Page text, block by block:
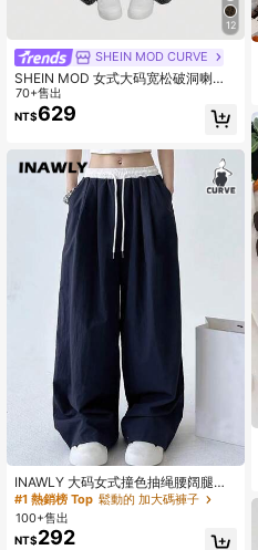
12
SHEIN MOD CURVE
SHEIN MOD 女式大码宽松破洞喇叭
牛仔裤，蓝色
70+售出
NT$629
INAWLY 大码女式撞色抽绳腰阔腿宽
松口袋裤子
#1 熱銷榜 Top 鬆動的 加大碼褲子
100+售出
NT$292